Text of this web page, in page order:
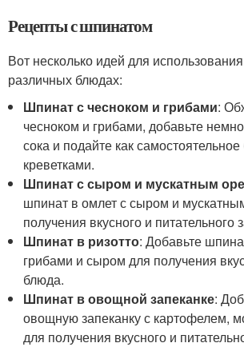
Рецепты с шпинатом
Вот несколько идей для
различных блюдах:
Шпинат с чесноком и грибами:
чесноком и грибами, добавьте
сока и подайте как
креветками.
Шпинат с сыром и мускатным
шпинат в омлет с сыром и
получения вкусного и питательного
Шпинат в ризотто: Добавьте
грибами и сыром для получения
блюда.
Шпинат в овощной запеканке:
овощную запеканку с картофелем,
для получения вкусного и